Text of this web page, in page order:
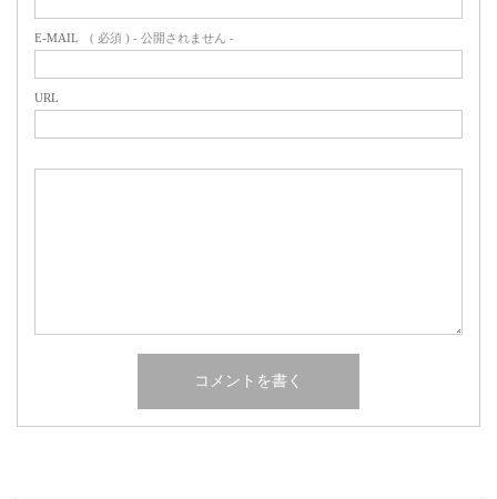
E-MAIL ( 必須 ) - 公開されません -
URL